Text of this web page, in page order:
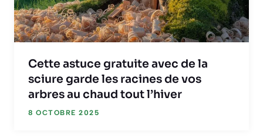
Cette astuce gratuite avec de la
sciure garde les racines de vos
arbres au chaud tout l’hiver
8 OCTOBRE 2025